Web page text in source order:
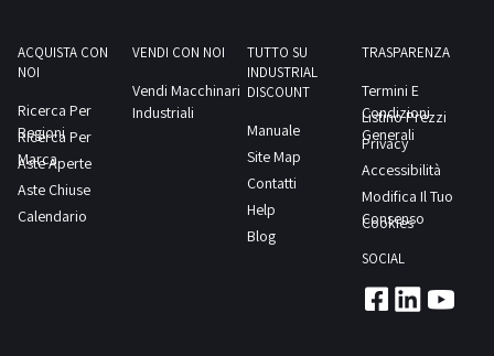
&
C,
modello
01;-
industriale
ACQUISTA CON
NOI
Ricerca Per
Regioni
Ricerca Per
Marca
Aste Aperte
Aste Chiuse
Calendario
VENDI CON NOI
Vendi Macchinari
Industriali
TUTTO SU
INDUSTRIAL
DISCOUNT
Manuale
Site Map
Contatti
Help
Blog
TRASPARENZA
Termini E
Condizioni
Generali
Listino Prezzi
Privacy
Accessibilità
Modifica Il Tuo
Consenso
Cookies
SOCIAL